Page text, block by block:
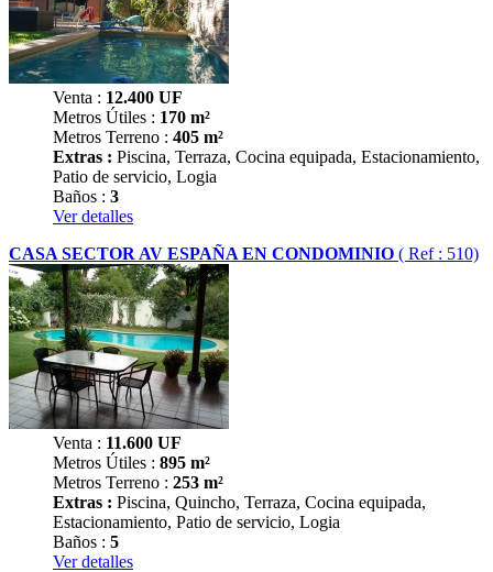
Venta : 12.400 UF
Metros Útiles : 170 m²
Metros Terreno : 405 m²
Extras : Piscina, Terraza, Cocina equipada, Estacionamiento,
Patio de servicio, Logia
Baños : 3
Ver detalles
CASA SECTOR AV ESPAÑA EN CONDOMINIO ( Ref : 510)
Venta : 11.600 UF
Metros Útiles : 895 m²
Metros Terreno : 253 m²
Extras : Piscina, Quincho, Terraza, Cocina equipada,
Estacionamiento, Patio de servicio, Logia
Baños : 5
Ver detalles